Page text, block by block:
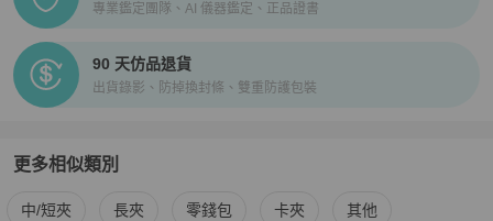
專業鑑定團隊、AI 儀器鑑定、正品證書
90 天仿品退貨
出貨錄影、防掉換封條、雙重防護包裝
更多相似類別
更多Chanel 女士錢包 / 小皮件相似商品推薦
中/短夾 長夾 零錢包 卡夾 其他